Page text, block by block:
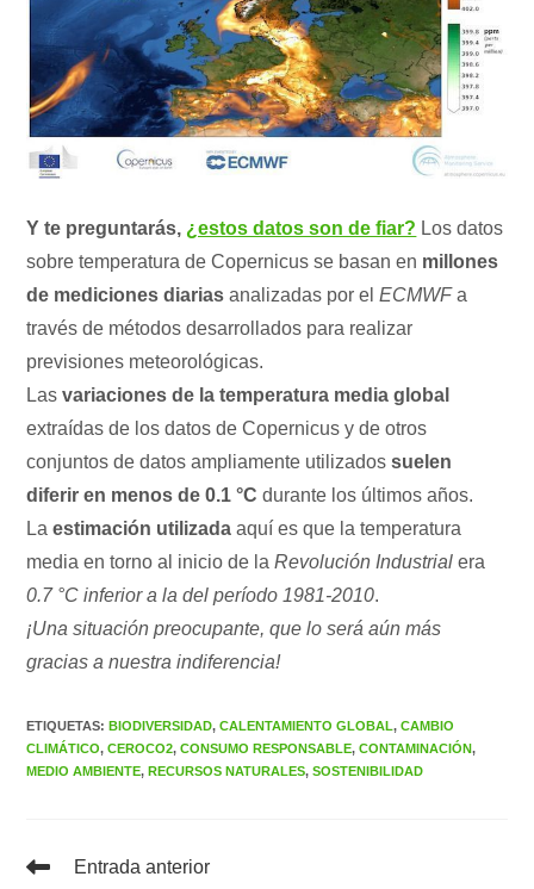
Y te preguntarás, ¿estos datos son de fiar? Los datos
sobre temperatura de Copernicus se basan en millones
de mediciones diarias analizadas por elECMWFa
través de métodos desarrollados para realizar
previsiones meteorológicas.
Lasvariaciones de la temperatura media global
extraídas de los datos de Copernicus y de otros
conjuntos de datos ampliamente utilizadossuelen
diferir en menos de 0.1 °C durante los últimos años.
Laestimación utilizada aquí es que la temperatura
media en torno al inicio de laRevolución Industrial era
0.7 °C inferior a la del período 1981-2010.
¡Una situación preocupante, que lo será aún más
gracias a nuestra indiferencia!
ETIQUETAS:BIODIVERSIDAD, CALENTAMIENTO GLOBAL, CAMBIO
CLIMÁTICO, CEROCO2, CONSUMO RESPONSABLE, CONTAMINACIÓN,
MEDIO AMBIENTE, RECURSOS NATURALES, SOSTENIBILIDAD
Leer
Entrada anterior